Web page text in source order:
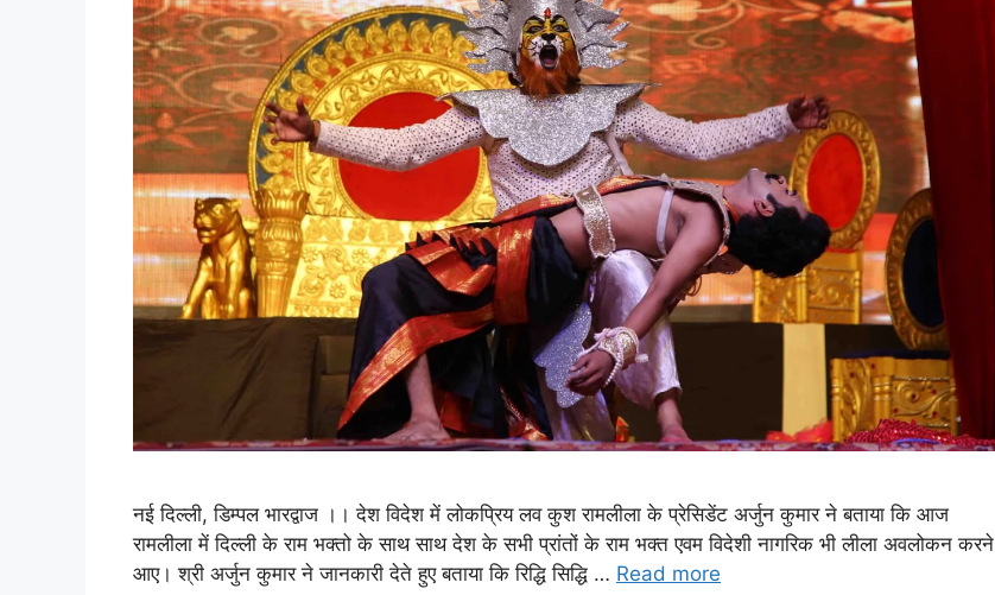
नई दिल्ली, डिम्पल भारद्वाज ।। देश विदेश में लोकप्रिय लव कुश रामलीला के प्रेसिडेंट अर्जुन कुमार ने बताया कि आज
रामलीला में दिल्ली के राम भक्तो के साथ साथ देश के सभी प्रांतों के राम भक्त एवम विदेशी नागरिक भी लीला अवलोकन करने
आए। श्री अर्जुन कुमार ने जानकारी देते हुए बताया कि रिद्धि सिद्धि … Read more